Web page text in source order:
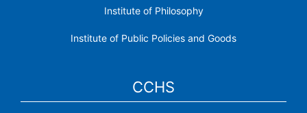
Institute of Philosophy
Institute of Public Policies and Goods
CCHS